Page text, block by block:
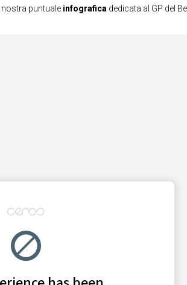
puntuale infografica dedicata al GP del